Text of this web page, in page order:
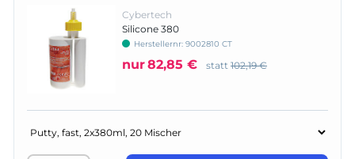
Cybertech
Silicone 380
Herstellernr: 9002810 CT
nur82,85 € statt 102,19 €